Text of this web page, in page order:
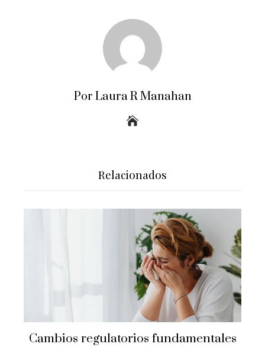
Por Laura R Manahan
Relacionados
Cambios regulatorios fundamentales